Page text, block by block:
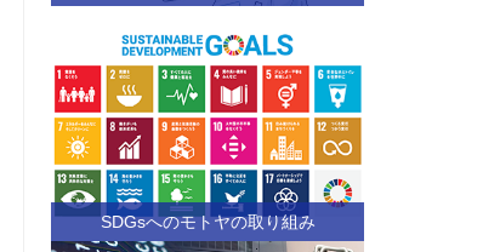
SDGsへのモトヤの取り組み